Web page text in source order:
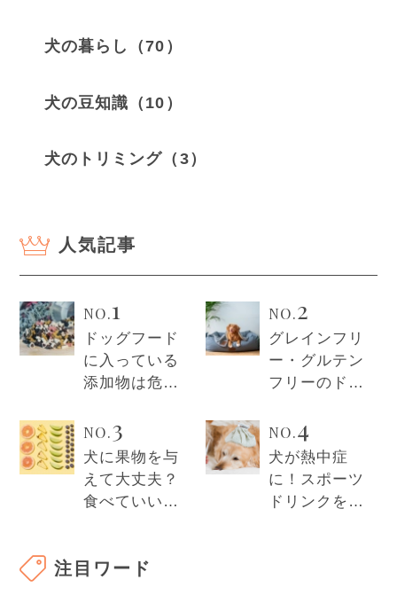
犬の暮らし（70）
犬の豆知識（10）
犬のトリミング（3）
人気記事
NO.1
ドッグフード
に入っている
添加物は危
愛犬への影響
や避けるべき
成分を解説！
NO.2
グレインフリ
ー・グルテン
フリーのドッ
いとは？それ
ぞれの特徴を
徹底解説！
NO.3
犬に果物を与
えて大丈夫？
食べていいフ
介！
NO.4
犬が熱中症
に！スポーツ
ドリンクを与
注目ワード